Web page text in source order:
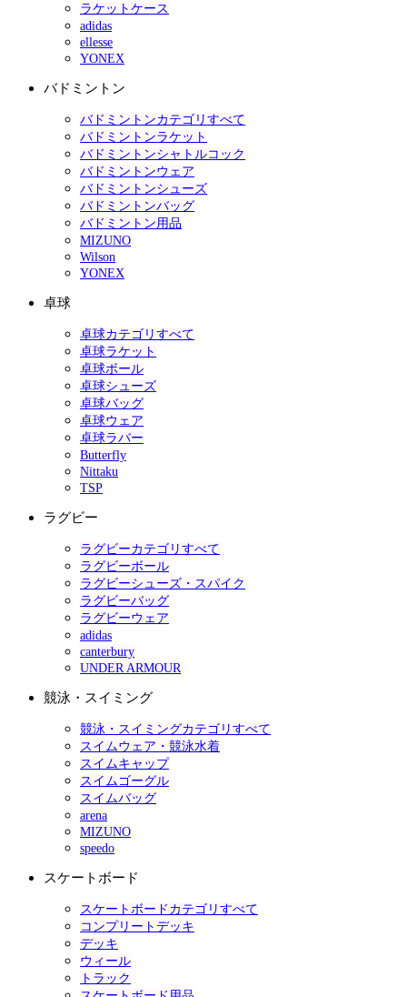
ラケットケース
adidas
ellesse
YONEX
バドミントン
バドミントンカテゴリすべて
バドミントンラケット
バドミントンシャトルコック
バドミントンウェア
バドミントンシューズ
バドミントンバッグ
バドミントン用品
MIZUNO
Wilson
YONEX
卓球
卓球カテゴリすべて
卓球ラケット
卓球ボール
卓球シューズ
卓球バッグ
卓球ウェア
卓球ラバー
Butterfly
Nittaku
TSP
ラグビー
ラグビーカテゴリすべて
ラグビーボール
ラグビーシューズ・スパイク
ラグビーバッグ
ラグビーウェア
adidas
canterbury
UNDER ARMOUR
競泳・スイミング
競泳・スイミングカテゴリすべて
スイムウェア・競泳水着
スイムキャップ
スイムゴーグル
スイムバッグ
arena
MIZUNO
speedo
スケートボード
スケートボードカテゴリすべて
コンプリートデッキ
デッキ
ウィール
トラック